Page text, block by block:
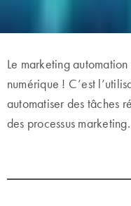
Le marketing
numérique ! C’est
automatiser des tâches
des processus marketing.